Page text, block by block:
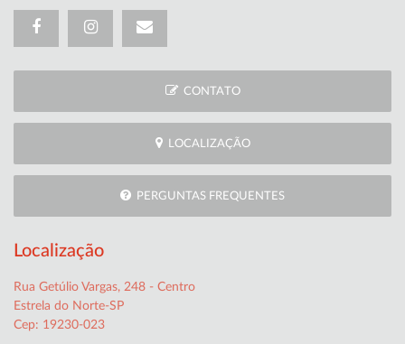
CONTATO
LOCALIZAÇÃO
PERGUNTAS FREQUENTES
Localização
Rua Getúlio Vargas, 248 - Centro
Estrela do Norte-SP
Cep: 19230-023